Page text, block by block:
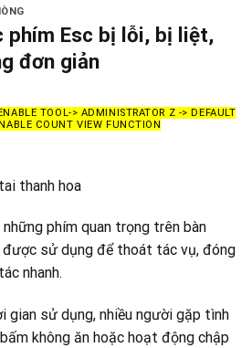
phím Esc bị lỗi, bị liệt,
đơn giản
TOOL-> ADMINISTRATOR Z -> DEFAULT
COUNT VIEW FUNCTION
thanh hoa
phím quan trọng trên bàn
sử dụng để thoát tác vụ, đóng
nhanh.
gian sử dụng, nhiều người gặp tình
không ăn hoặc hoạt động chập